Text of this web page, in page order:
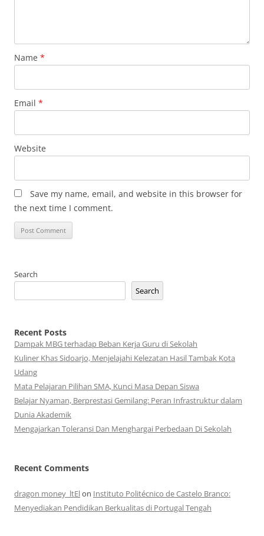
Name *
Email *
Website
Save my name, email, and website in this browser for
the next time I comment.
Search
Search
Recent Posts
Dampak MBG terhadap Beban Kerja Guru di Sekolah
Kuliner Khas Sidoarjo, Menjelajahi Kelezatan Hasil Tambak Kota
Udang
Mata Pelajaran Pilihan SMA, Kunci Masa Depan Siswa
Belajar Nyaman, Berprestasi Gemilang: Peran Infrastruktur dalam
Dunia Akademik
Mengajarkan Toleransi Dan Menghargai Perbedaan Di Sekolah
Recent Comments
dragon money_ltElon Instituto Politécnico de Castelo Branco:
Menyediakan Pendidikan Berkualitas di Portugal Tengah